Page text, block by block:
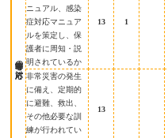
非常時等の対応
ニュアル、感染
症対応マニュア
ルを策定し、保
護者に周知・説
明されているか
13 1
非常災害の発生
に備え、定期的
に避難、救出、
その他必要な訓
練が行われてい
13